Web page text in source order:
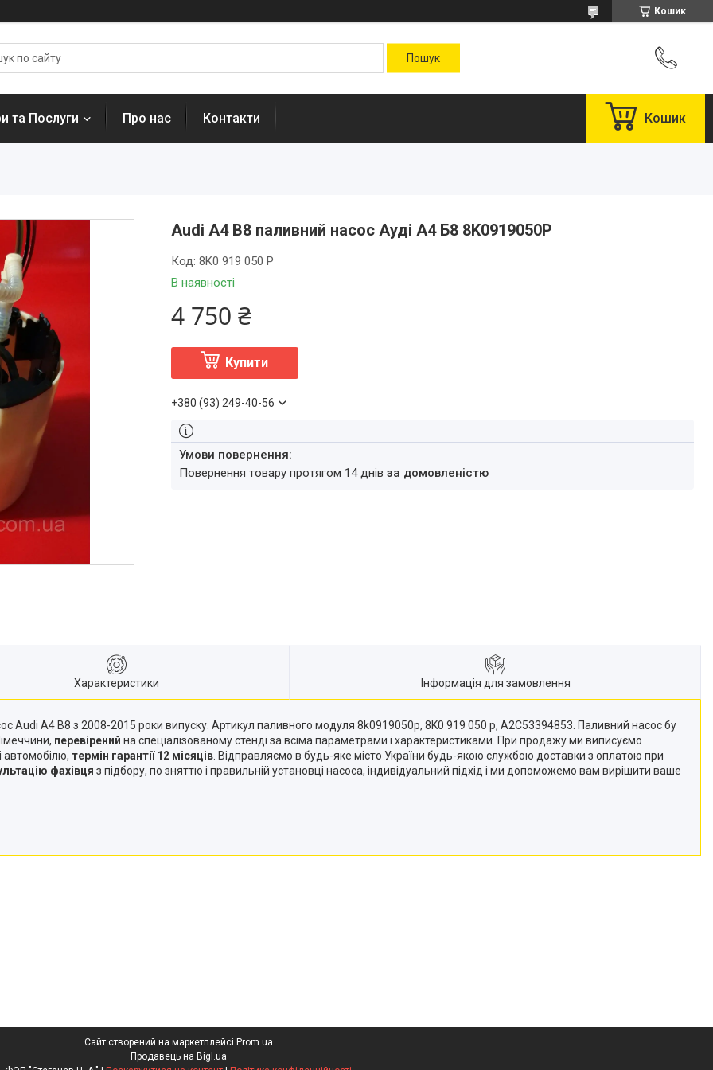
Кошик
та Послуги Про нас Контакти Кошик
Audi A4 B8 паливний насос Ауді А4 Б8 8K0919050P
В наявності
Код: 8K0 919 050 P
4 750 ₴
Купити
+380 (93) 249-40-56
повернення товару протягом 14 днів за домовленістю
Характеристики Інформація для замовлення
Audi A4 B8 з 2008-2015 роки випуску. Артикул паливного модуля 8k0919050p, 8K0 919 050 p, A2C53394853. Паливний насос бу
перевірений на спеціалізованому стенді за всіма параметрами і характеристиками. При продажу ми виписуємо
автомобілю, термін гарантії 12 місяців . Відправляємо в будь-яке місто України будь-якою службою доставки з оплатою при
фахівця з підбору, по зняттю і правильній установці насоса, індивідуальний підхід і ми допоможемо вам вирішити ваше
Сайт створений на маркетплейсі Prom.ua
Продавець на Bigl.ua